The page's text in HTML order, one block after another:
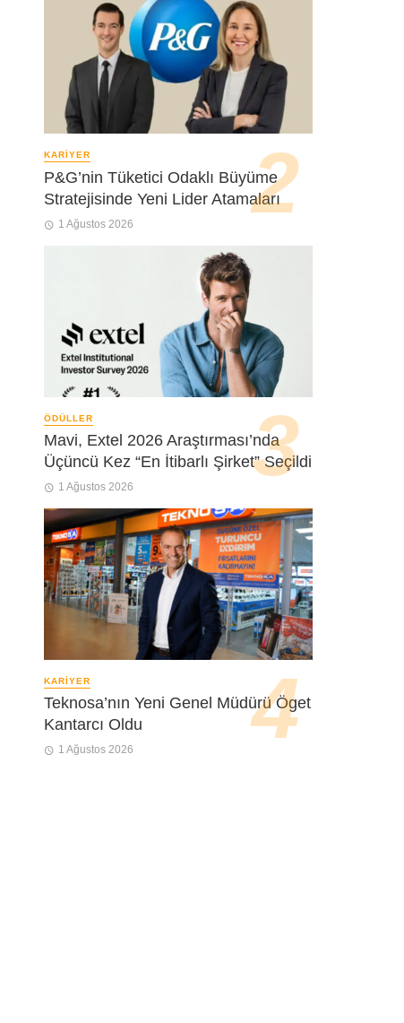
KARIYER
P&G’nin Tüketici Odaklı Büyüme
Stratejisinde Yeni Lider Atamaları
1 Ağustos 2026
ÖDÜLLER
Mavi, Extel 2026 Araştırması’nda
Üçüncü Kez “En İtibarlı Şirket” Seçildi
1 Ağustos 2026
KARIYER
Teknosa’nın Yeni Genel Müdürü Öget
Kantarcı Oldu
1 Ağustos 2026